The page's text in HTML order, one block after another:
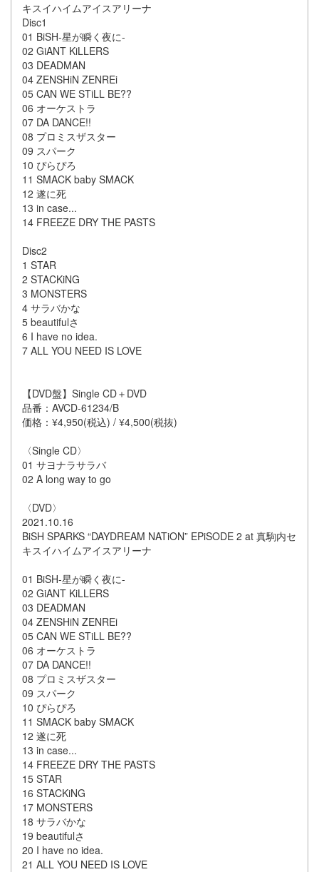
キスイハイムアイスアリーナ
Disc1
01 BiSH-星が瞬く夜に-
02 ​​GiANT KiLLERS
03 DEADMAN
04 ZENSHiN ZENREi
05 CAN WE STiLL BE??
06 オーケストラ
07 DA DANCE!!
08 プロミスザスター
09 スパーク
10 ぴらぴろ
11 SMACK baby SMACK
12 遂に死
13 in case...
14 FREEZE DRY THE PASTS
Disc2
1 STAR
2 STACKiNG
3 MONSTERS
4 サラバかな
5 beautifulさ
6 I have no idea.
7 ALL YOU NEED IS LOVE
【DVD盤】Single CD＋DVD
品番：AVCD-61234/B
価格：¥4,950(税込) / ¥4,500(税抜)
〈Single CD〉
01 サヨナラサラバ
02 A long way to go
〈DVD〉
2021.10.16
BiSH SPARKS “DAYDREAM NATiON” EPiSODE 2 at 真駒内セ
キスイハイムアイスアリーナ
01 BiSH-星が瞬く夜に-
02 ​​GiANT KiLLERS
03 DEADMAN
04 ZENSHiN ZENREi
05 CAN WE STiLL BE??
06 オーケストラ
07 DA DANCE!!
08 プロミスザスター
09 スパーク
10 ぴらぴろ
11 SMACK baby SMACK
12 遂に死
13 in case...
14 FREEZE DRY THE PASTS
15 STAR
16 STACKiNG
17 MONSTERS
18 サラバかな
19 beautifulさ
20 I have no idea.
21 ALL YOU NEED IS LOVE